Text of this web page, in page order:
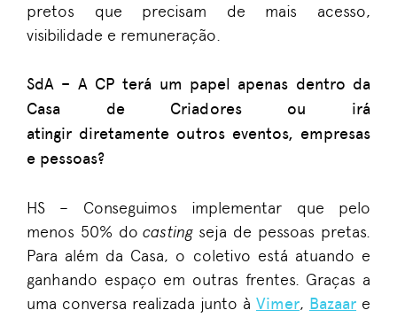
pretos que precisam de mais acesso,
visibilidade e remuneração.
SdA – A CP terá um papel apenas dentro da
Casa de Criadores ou irá
atingir diretamente outros eventos, empresas
e pessoas?
HS – Conseguimos implementar que pelo
menos 50% do casting seja de pessoas pretas.
Para além da Casa, o coletivo está atuando e
ganhando espaço em outras frentes. Graças a
uma conversa realizada junto à Vimer, Bazaar e